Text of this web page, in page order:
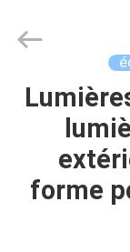
MAISON
PRODUITS
Technology
Rights
forme